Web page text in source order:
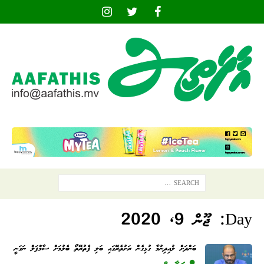
Day: ޖޫން 9, 2020
ބަންދަށް ލުއިދިނުމާ ގުޅިގެން ރަށުތެރޭގައި ބަލި ފެތުރޭތޯ ބެލުމަށް ސާމްޕަލް ނަގަނީ